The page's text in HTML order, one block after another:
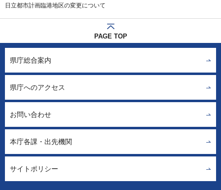
日立都市計画臨港地区の変更について
PAGE TOP
県庁総合案内
県庁へのアクセス
お問い合わせ
本庁各課・出先機関
サイトポリシー